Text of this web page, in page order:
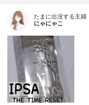
たまに出没する主婦
にゃにゃこ